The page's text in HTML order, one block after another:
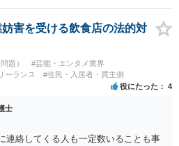
るのか、が問題になります。 一般論は
詳しい契約内容や開発内容を知る必要
に相談することも検討された方がよい
約書、労務、債権回収、クレーム対
ら別案件が発生することもあります。
企業について、実名で顧問先として公
信用や実績としての意味もあります。
顧問の場合、従業員個人の相談が多
応する必要があったりすると、顧問
、相談件数、相談方法、回答範囲、
明確に定めておく必要が大きいと考
害を受ける飲食店の法的対
題）
#芸能・エンタメ業界
ーランス #住民・入居者・買主側
役にたった 4
士
連絡してくる人も一定数いることも事